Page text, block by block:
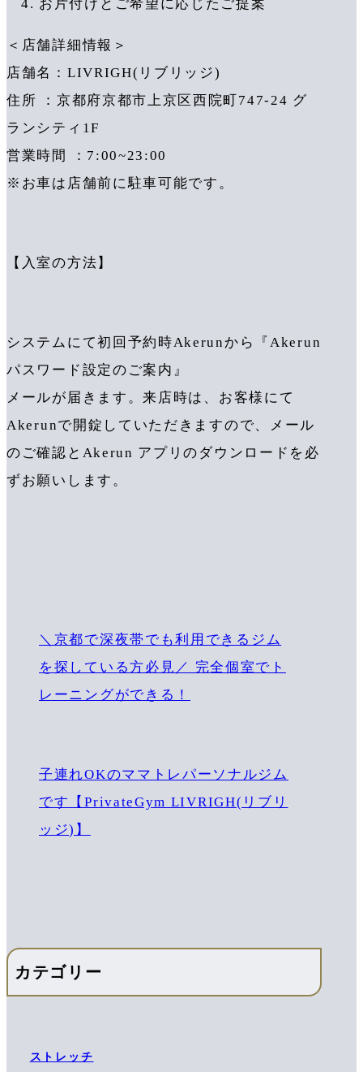
お片付けとご希望に応じたご提案
＜店舗詳細情報＞
店舗名：LIVRIGH(リブリッジ)
住所 ：京都府京都市上京区西院町747-24 グ
ランシティ1F
営業時間 ：7:00~23:00
※お車は店舗前に駐車可能です。
【入室の方法】
システムにて初回予約時Akerunから『Akerun
パスワード設定のご案内』
メールが届きます。来店時は、お客様にて
Akerunで開錠していただきますので、メール
のご確認とAkerun アプリのダウンロードを必
ずお願いします。
＼京都で深夜帯でも利用できるジム
を探している方必見／ 完全個室でト
レーニングができる！
子連れOKのママトレパーソナルジム
です【PrivateGym LIVRIGH(リブリ
ッジ)】
カテゴリー
ストレッチ